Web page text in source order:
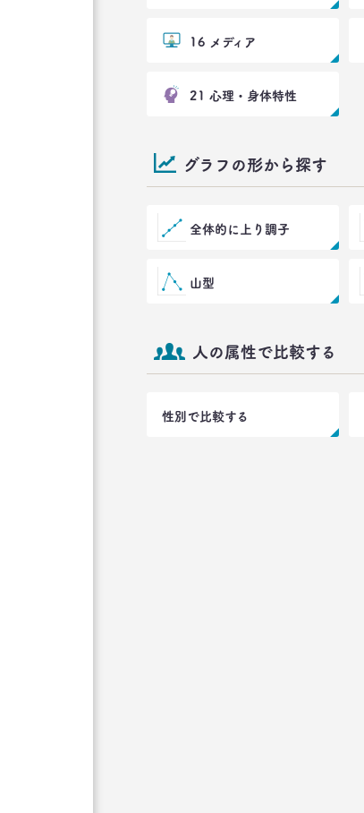
16 メディア
21 心理・身体特性
グラフの形から探す
全体的に上り調子
山型
人の属性で比較する
性別で比較する